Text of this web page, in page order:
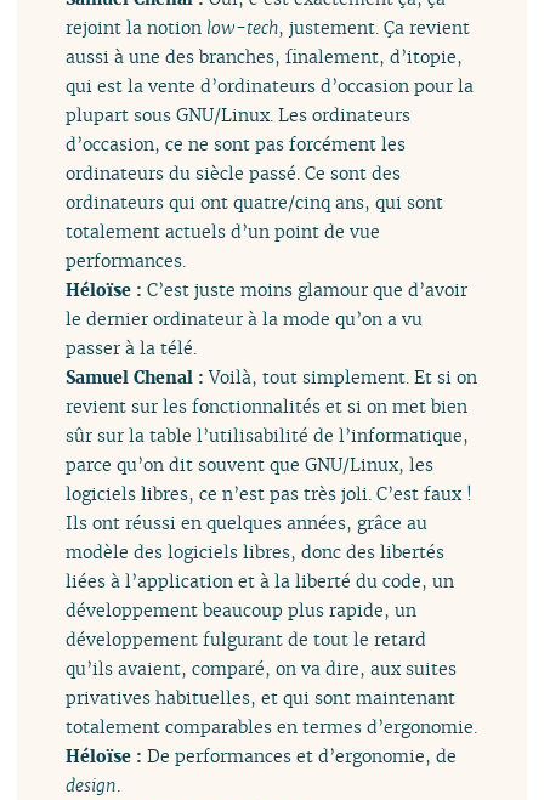
rejoint la notion low-tech, justement. Ça revient
aussi à une des branches, finalement, d’itopie,
qui est la vente d’ordinateurs d’occasion pour la
plupart sous GNU/Linux. Les ordinateurs
d’occasion, ce ne sont pas forcément les
ordinateurs du siècle passé. Ce sont des
ordinateurs qui ont quatre/cinq ans, qui sont
totalement actuels d’un point de vue
performances.
Héloïse :C’est juste moins glamour que d’avoir
le dernier ordinateur à la mode qu’on a vu
passer à la télé.
Samuel Chenal :Voilà, tout simplement. Et si on
revient sur les fonctionnalités et si on met bien
sûr sur la table l’utilisabilité de l’informatique,
parce qu’on dit souvent que GNU/Linux, les
logiciels libres, ce n’est pas très joli. C’est faux !
Ils ont réussi en quelques années, grâce au
modèle des logiciels libres, donc des libertés
liées à l’application et à la liberté du code, un
développement beaucoup plus rapide, un
développement fulgurant de tout le retard
qu’ils avaient, comparé, on va dire, aux suites
privatives habituelles, et qui sont maintenant
totalement comparables en termes d’ergonomie.
Héloïse :De performances et d’ergonomie, de
design.